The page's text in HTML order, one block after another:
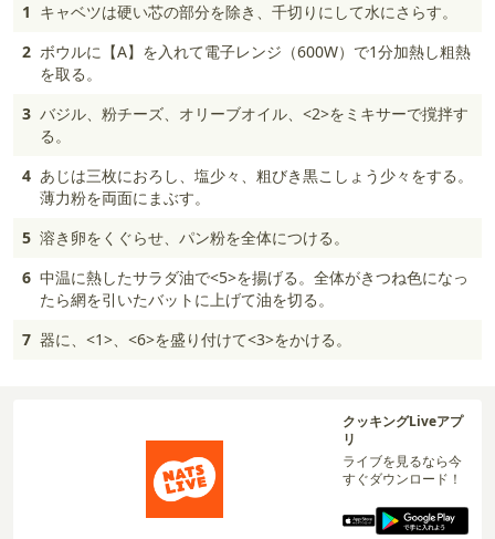
1 キャベツは硬い芯の部分を除き、千切りにして水にさらす。
2 ボウルに【A】を入れて電子レンジ（600W）で1分加熱し粗熱
を取る。
3 バジル、粉チーズ、オリーブオイル、<2>をミキサーで撹拌す
る。
4 あじは三枚におろし、塩少々、粗びき黒こしょう少々をする。
薄力粉を両面にまぶす。
5 溶き卵をくぐらせ、パン粉を全体につける。
6 中温に熱したサラダ油で<5>を揚げる。全体がきつね色になっ
たら網を引いたバットに上げて油を切る。
7 器に、<1>、<6>を盛り付けて<3>をかける。
クッキングLiveアプ
リ
ライブを見るなら今
すぐダウンロード！